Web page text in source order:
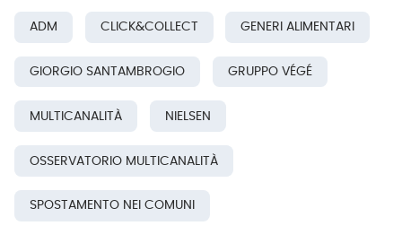
ADM CLICK&COLLECT GENERI ALIMENTARI
GIORGIO SANTAMBROGIO GRUPPO VÉGÉ
MULTICANALITÀ NIELSEN
OSSERVATORIO MULTICANALITÀ
SPOSTAMENTO NEI COMUNI